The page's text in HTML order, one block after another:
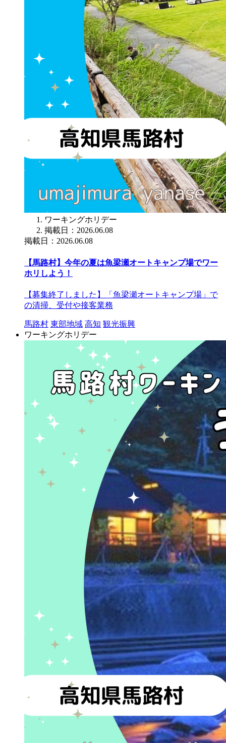
ワーキングホリデー
掲載日：2026.06.08
掲載日：2026.06.08
【馬路村】今年の夏は魚梁瀬オートキャンプ場でワー
ホリしよう！
【募集終了しました】「魚梁瀬オートキャンプ場」で
の清掃、受付や接客業務
馬路村 東部地域 高知 観光振興
ワーキングホリデー